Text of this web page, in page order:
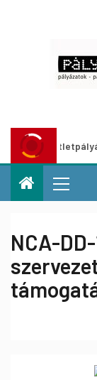
ötletpályázat
NCA-